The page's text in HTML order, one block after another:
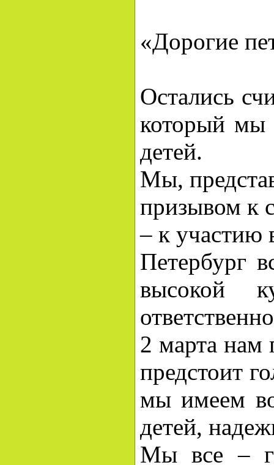
«Дорогие
Остались
который мы
детей.
Мы,
призывом к
– к участию
Петербург
высокой
2 марта нам
предстоит
мы имеем
детей,
Мы все –